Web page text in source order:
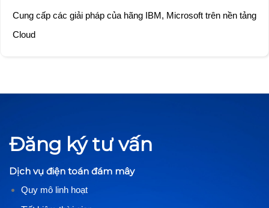
Cung cấp các giải pháp của hãng IBM, Microsoft trên nền tảng
Cloud
Đăng ký tư vấn
Dịch vụ điện toán đám mây
Quy mô linh hoạt